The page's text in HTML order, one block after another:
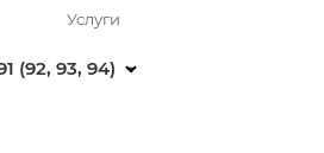
Услуги
(92, 93, 94)